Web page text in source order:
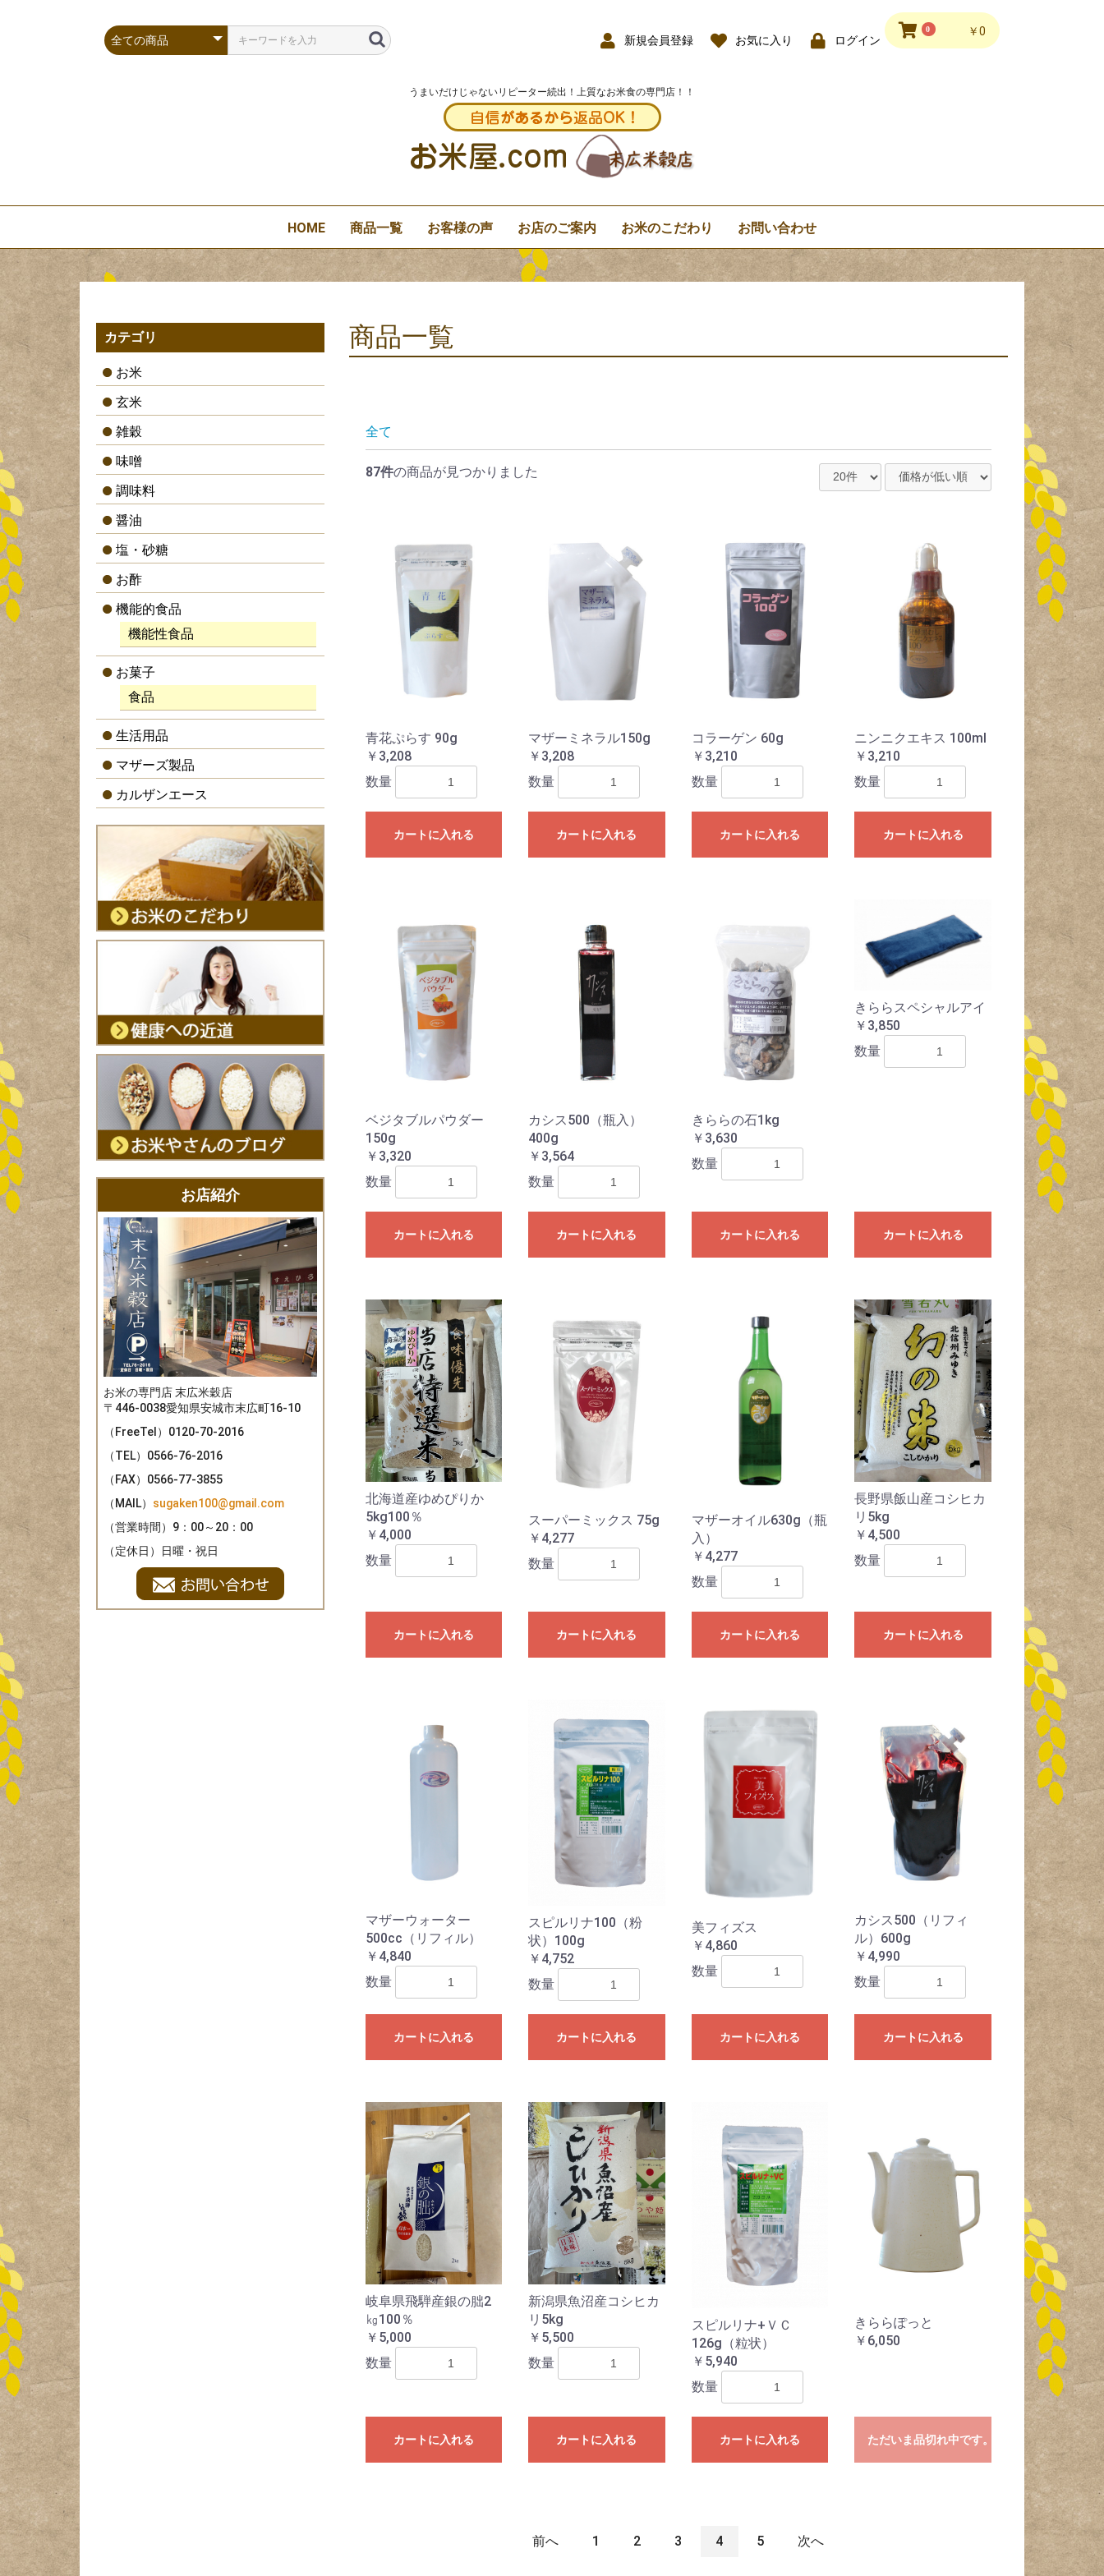
新規会員登録 お気に入り ログイン
0 ￥0
うまいだけじゃないリピーター続出！上質なお米食の専門店！！
HOME 商品一覧 お客様の声 お店のご案内 お米のこだわり お問い合わせ
カテゴリ
お米
玄米
雑穀
味噌
調味料
醤油
塩・砂糖
お酢
機能的食品
機能性食品
お菓子
食品
生活用品
マザーズ製品
カルザンエース
お店紹介
お米の専門店 末広米穀店
〒446-0038愛知県安城市末広町16-10
（FreeTel） 0120-70-2016
（TEL） 0566-76-2016
（FAX） 0566-77-3855
（MAIL） sugaken100@gmail.com
（営業時間） 9：00～20：00
（定休日）
日曜・祝日
商品一覧
全て
87件の商品が見つかりました
青花ぷらす 90g
￥3,208
数量
カートに入れる
マザーミネラル150g
￥3,208
数量
カートに入れる
コラーゲン 60g
￥3,210
数量
カートに入れる
ニンニクエキス 100ml
￥3,210
数量
カートに入れる
ベジタブルパウダー
150g
￥3,320
数量
カートに入れる
カシス500（瓶入）
400g
￥3,564
数量
カートに入れる
きららの石1kg
￥3,630
数量
カートに入れる
きららスペシャルアイ
￥3,850
数量
カートに入れる
北海道産ゆめぴりか
5kg100％
￥4,000
数量
カートに入れる
スーパーミックス 75g
￥4,277
数量
カートに入れる
マザーオイル630g（瓶
入）
￥4,277
数量
カートに入れる
長野県飯山産コシヒカ
リ5kg
￥4,500
数量
カートに入れる
マザーウォーター
500cc（リフィル）
￥4,840
数量
カートに入れる
スピルリナ100（粉
状）100g
￥4,752
数量
カートに入れる
美フィズス
￥4,860
数量
カートに入れる
カシス500（リフィ
ル）600g
￥4,990
数量
カートに入れる
岐阜県飛騨産銀の朏2
㎏100％
￥5,000
数量
カートに入れる
新潟県魚沼産コシヒカ
リ5kg
￥5,500
数量
カートに入れる
スピルリナ+ＶＣ
126g（粒状）
￥5,940
数量
カートに入れる
きららぽっと
￥6,050
ただいま品切れ中です。
お買い物を続ける
前へ 1 2 3 4 5 次へ